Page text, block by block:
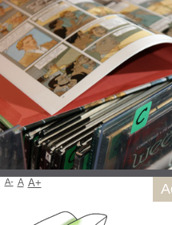
A- A A+